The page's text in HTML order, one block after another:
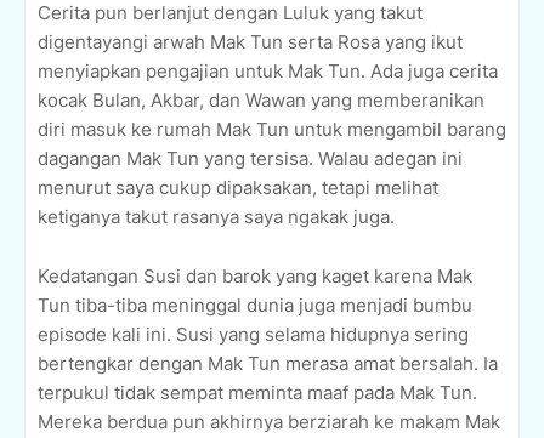
Cerita pun berlanjut dengan Luluk yang takut
digentayangi arwah Mak Tun serta Rosa yang ikut
menyiapkan pengajian untuk Mak Tun. Ada juga cerita
kocak Bulan, Akbar, dan Wawan yang memberanikan
diri masuk ke rumah Mak Tun untuk mengambil barang
dagangan Mak Tun yang tersisa. Walau adegan ini
menurut saya cukup dipaksakan, tetapi melihat
ketiganya takut rasanya saya ngakak juga.
Kedatangan Susi dan barok yang kaget karena Mak
Tun tiba-tiba meninggal dunia juga menjadi bumbu
episode kali ini. Susi yang selama hidupnya sering
bertengkar dengan Mak Tun merasa amat bersalah. Ia
terpukul tidak sempat meminta maaf pada Mak Tun.
Mereka berdua pun akhirnya berziarah ke makam Mak